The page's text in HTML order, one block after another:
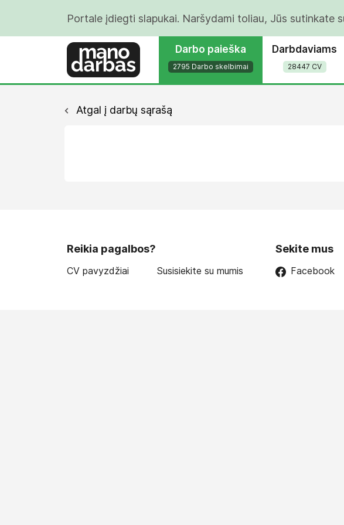
Portale įdiegti slapukai. Naršydami toliau, Jūs sutinkate
Darbo paieška
2795 Darbo skelbimai
Darbdaviams
28447 CV
Atgal į darbų sąrašą
Reikia pagalbos?
CV pavyzdžiai Susisiekite su mumis
Sekite mus
Facebook